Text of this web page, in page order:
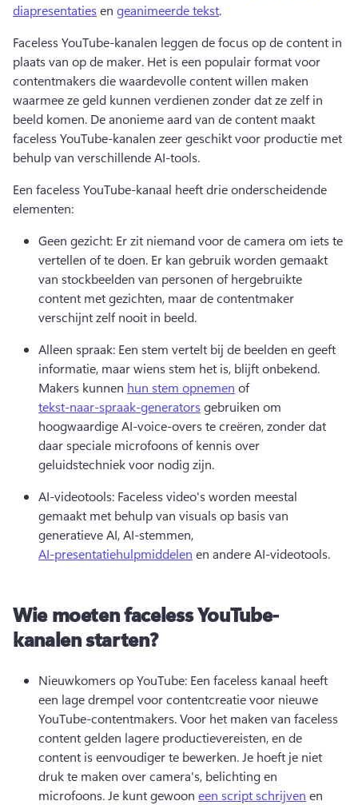
diapresentaties en geanimeerde tekst.
Faceless YouTube-kanalen leggen de focus op de content in
plaats van op de maker. Het is een populair format voor
contentmakers die waardevolle content willen maken
waarmee ze geld kunnen verdienen zonder dat ze zelf in
beeld komen. De anonieme aard van de content maakt
faceless YouTube-kanalen zeer geschikt voor productie met
behulp van verschillende AI-tools.
Een faceless YouTube-kanaal heeft drie onderscheidende
elementen:
Geen gezicht: Er zit niemand voor de camera om iets te
vertellen of te doen. Er kan gebruik worden gemaakt
van stockbeelden van personen of hergebruikte
content met gezichten, maar de contentmaker
verschijnt zelf nooit in beeld.
Alleen spraak: Een stem vertelt bij de beelden en geeft
Makers kunnen hun stem opnemen of
tekst-naar-spraak-generators gebruiken om
hoogwaardige AI-voice-overs te creëren, zonder dat
daar speciale microfoons of kennis over
geluidstechniek voor nodig zijn.
AI-videotools: Faceless video's worden meestal
gemaakt met behulp van visuals op basis van
generatieve AI, AI-stemmen,
AI-presentatiehulpmiddelen en andere AI-videotools.
Wie moeten faceless YouTube-
kanalen starten?
Nieuwkomers op YouTube: Een faceless kanaal heeft
een lage drempel voor contentcreatie voor nieuwe
YouTube-contentmakers. Voor het maken van faceless
content gelden lagere productievereisten, en de
content is eenvoudiger te bewerken. Je hoeft je niet
druk te maken over camera's, belichting en
microfoons. Je kunt gewoon een script schrijven en